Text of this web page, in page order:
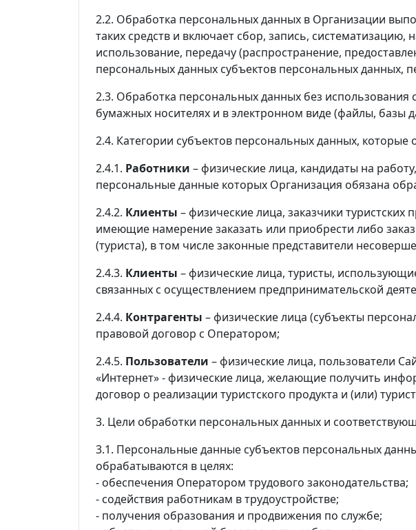
2.2. Обработка персональных данных в Организации
таких средств и включает сбор, запись,
использование, передачу (распространение,
персональных данных субъектов персональных данных,
2.3. Обработка персональных данных без использования
бумажных носителях и в электронном виде (файлы, базы
2.4. Категории субъектов персональных данных,
2.4.1. Работники – физические лица, кандидаты на
персональные данные которых Организация обязана
2.4.2. Клиенты – физические лица, заказчики туристских
имеющие намерение заказать или приобрести либо
(туриста), в том числе законные представители
2.4.3. Клиенты – физические лица, туристы,
связанных с осуществлением предпринимательской
2.4.4. Контрагенты – физические лица (субъекты
правовой договор с Оператором;
2.4.5. Пользователи – физические лица, пользователи
«Интернет» - физические лица, желающие получить
договор о реализации туристского продукта и (или)
3. Цели обработки персональных данных и
3.1. Персональные данные субъектов персональных
обрабатываются в целях:
- обеспечения Оператором трудового законодательства;
- содействия работникам в трудоустройстве;
- получения образования и продвижения по службе;